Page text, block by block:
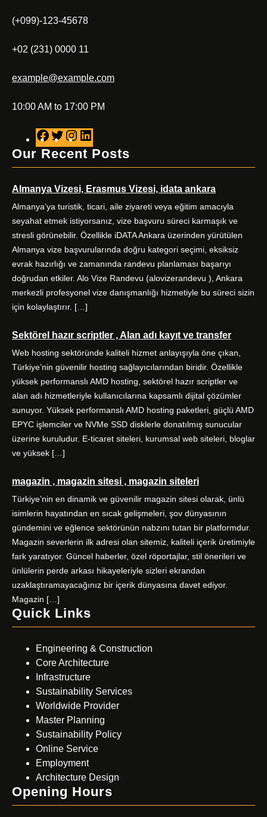
(+099)-123-45678
+02 (231) 0000 11
example@example.com
10:00 AM to 17:00 PM
F
a
b
o
o
k
T
w
t
e
r
n
a
g
r
a
m
i
e
d
I
n
Our Recent Posts
Almanya Vizesi, Erasmus Vizesi, idata ankara
Almanya’ya turistik, ticari, aile ziyareti veya eğitim amacıyla
seyahat etmek istiyorsanız, vize başvuru süreci karmaşık ve
stresli görünebilir. Özellikle iDATA Ankara üzerinden yürütülen
Almanya vize başvurularında doğru kategori seçimi, eksiksiz
evrak hazırlığı ve zamanında randevu planlaması başarıyı
doğrudan etkiler. Alo Vize Randevu (alovizerandevu ), Ankara
merkezli profesyonel vize danışmanlığı hizmetiyle bu süreci sizin
için kolaylaştırır. […]
Sektörel hazır scriptler , Alan adı kayıt ve transfer
Web hosting sektöründe kaliteli hizmet anlayışıyla öne çıkan,
Türkiye’nin güvenilir hosting sağlayıcılarından biridir. Özellikle
yüksek performanslı AMD hosting, sektörel hazır scriptler ve
alan adı hizmetleriyle kullanıcılarına kapsamlı dijital çözümler
sunuyor. Yüksek performanslı AMD hosting paketleri, güçlü AMD
EPYC işlemciler ve NVMe SSD disklerle donatılmış sunucular
üzerine kuruludur. E-ticaret siteleri, kurumsal web siteleri, bloglar
ve yüksek […]
magazin , magazin sitesi , magazin siteleri
Türkiye’nin en dinamik ve güvenilir magazin sitesi olarak, ünlü
isimlerin hayatından en sıcak gelişmeleri, şov dünyasının
gündemini ve eğlence sektörünün nabzını tutan bir platformdur.
Magazin severlerin ilk adresi olan sitemiz, kaliteli içerik üretimiyle
fark yaratıyor. Güncel haberler, özel röportajlar, stil önerileri ve
ünlülerin perde arkası hikayeleriyle sizleri ekrandan
uzaklaştıramayacağınız bir içerik dünyasına davet ediyor.
Magazin […]
Quick Links
Engineering & Construction
Core Architecture
Infrastructure
Sustainability Services
Worldwide Provider
Master Planning
Sustainability Policy
Online Service
Employment
Architecture Design
Opening Hours